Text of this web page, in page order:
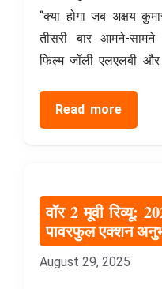
“क्या होगा जब अक्षय
तीसरी बार आमने-सामने
फिल्म जॉली एलएलबी
Read more
वॉर 2 मूवी रिव्यू:
पावरफुल एक्शन
August 29, 2025